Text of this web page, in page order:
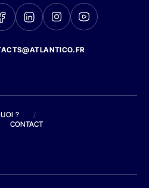
?
/
CONTACT